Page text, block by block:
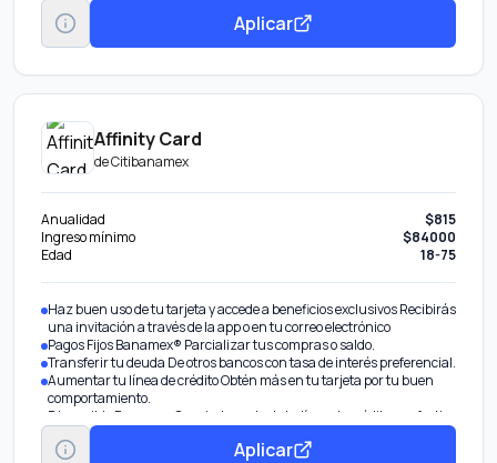
Aplicar
Affinity Card
deCitibanamex
Anualidad
$815
Ingreso mínimo
$84000
Edad
18-75
Haz buen uso de tu tarjeta y accede a beneficios exclusivos Recibirás
una invitación a través de la app o en tu correo electrónico
Pagos Fijos Banamex® Parcializar tus compras o saldo.
Transferir tu deuda De otros bancos con tasa de interés preferencial.
Aumentar tu línea de crédito Obtén más en tu tarjeta por tu buen
comportamiento.
Disponible Banamex Convierte parte de tu línea de crédito en efectivo
con tasa preferencial. Beneficio por invitación.
Aplicar